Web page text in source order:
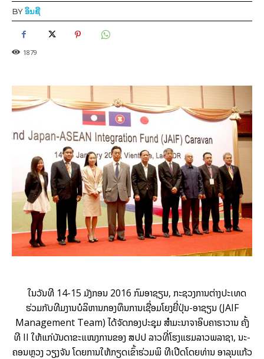
BYອິນຊີ
1879
ໃນ​ວັນ​ທີ 14-15 ມັງ­ກອນ 2016 ກົມ​ອາ​ຊຽນ, ກະ­ຊວງ​ການ​ຕ່າງ­ປະ­ເທດ
ຮ່ວມ​ກັບ​ທີມ​ງານ​ບໍ­ລິ­ຫານ​ກອງ​ທຶນ​ການເຊື່ອມ​ໂຍງ​ຍີ່­ປຸ່ນ-ອາ​ຊຽນ (JAIF
Management Team) ໄດ້​ຈັດ​ກອງ​ປະ­ຊຸມ ສຳ​ມະ​ນາຈາ​ອິບ​ຄາ​ຣາ​ວານ ຄັ້ງ​
ທີ II ໃຫ້ແກ່​ບັນ­ດາ​ຂະ­ແໜງ­ການ​ຂອງ ສປປ ລາວທີ່​ໂຮງ­ແຮມ​ລາວ​ພລາ​ຊາ, ນະ­
ຄອນ­ຫຼວງ ວຽງ​ຈັນ ໂດຍ​ການ​ໃຫ້​ກຽດ​ເຂົ້າ​ຮ່ວມ​ພິ ທີ​ເປີດ​ໂດຍ​ທ່ານ ອາ​ລຸນ​ແກ້ວ